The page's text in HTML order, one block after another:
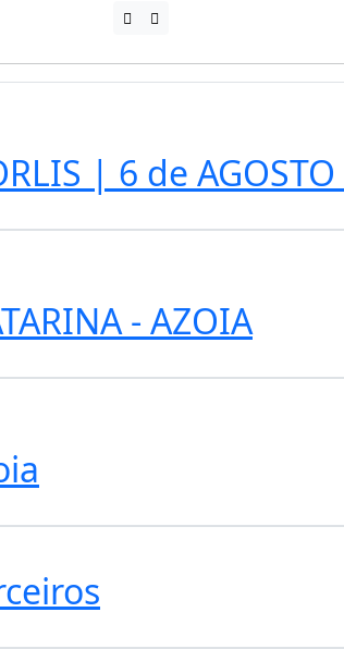
| 6 de AGOSTO
- AZOIA